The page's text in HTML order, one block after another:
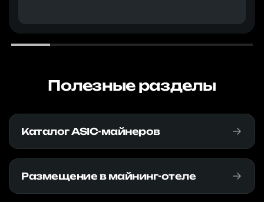
Полезные разделы
Каталог ASIC-майнеров
Размещение в майнинг-отеле